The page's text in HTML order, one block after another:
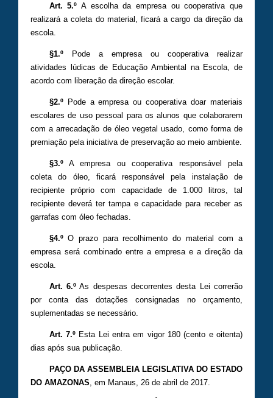
Art. 5.º A escolha da empresa ou cooperativa que
realizará a coleta do material, ficará a cargo da direção da
escola.
§1.ºPode a empresa ou cooperativa realizar
atividades lúdicas de Educação Ambiental na Escola, de
acordo com liberação da direção escolar.
§2.ºPode a empresa ou cooperativa doar materiais
escolares de uso pessoal para os alunos que colaborarem
com a arrecadação de óleo vegetal usado, como forma de
premiação pela iniciativa de preservação ao meio ambiente.
§3.ºA empresa ou cooperativa responsável pela
coleta do óleo, ficará responsável pela instalação de
recipiente próprio com capacidade de 1.000 litros, tal
recipiente deverá ter tampa e capacidade para receber as
garrafas com óleo fechadas.
§4.ºO prazo para recolhimento do material com a
empresa será combinado entre a empresa e a direção da
escola.
Art. 6.º As despesas decorrentes desta Lei correrão
por conta das dotações consignadas no orçamento,
suplementadas se necessário.
Art. 7.º Esta Lei entra em vigor 180 (cento e oitenta)
dias após sua publicação.
PAÇO DA ASSEMBLEIA LEGISLATIVA DO ESTADO
DO AMAZONAS, em Manaus, 26 de abril de 2017.